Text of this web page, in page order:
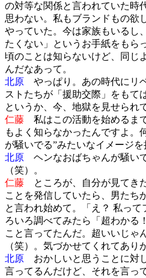
の対等な関係と言われていた時
思わない。私もブランドもの欲
やっていた。今は家族もいるし
たくない」というお手紙をもら
頃のことは知らないけど、同じ
んだなあって。
北原 やっぱり。あの時代にリ
ストたちが「援助交際」をもて
というか、今、地獄を見せられ
仁藤 私はこの活動を始めるま
もよく知らなかったんですよ。
が騒いでる”みたいなイメージを
北原 ヘンなおばちゃんが騒い
（笑）。
仁藤 ところが、自分が見てき
ことを発信していたら、男たち
と言われ始めて。「え？ 私っ
ろいろ調べてみたら「超わかる
こと言ってたんだ。超いいじゃ
（笑）。気づかせてくれてあり
北原 おかしいと思うことに対
言ってるんだけど、それを言っ